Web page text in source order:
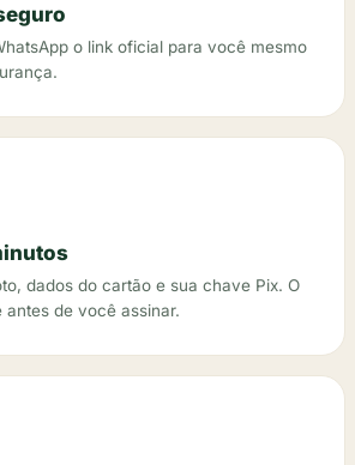
o link oficial para você mesmo
dados do cartão e sua chave Pix. O
de você assinar.